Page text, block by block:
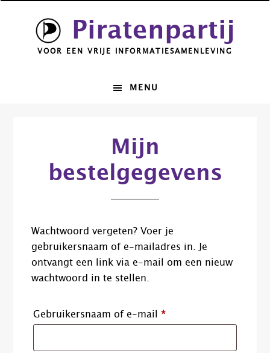
hoofdnavigatie
Piratenpartij
VOOR EEN VRIJE INFORMATIESAMENLEVING
MENU
Mijn
bestelgegevens
Wachtwoord vergeten? Voer je
gebruikersnaam of e-mailadres in. Je
ontvangt een link via e-mail om een nieuw
wachtwoord in te stellen.
Gebruikersnaam of e-mail *Vereist